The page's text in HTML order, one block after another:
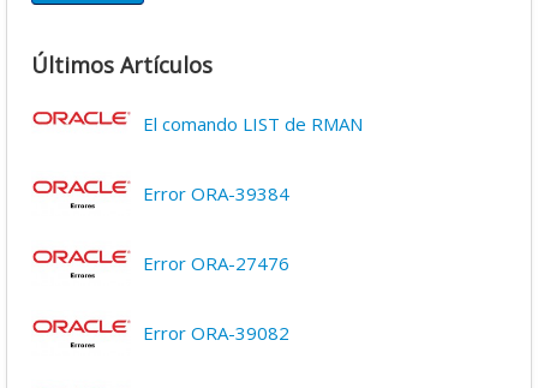
Últimos Artículos
El comando LIST de RMAN
Error ORA-39384
Error ORA-27476
Error ORA-39082